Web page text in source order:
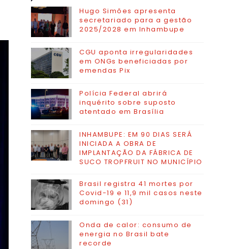
MAIS
VISITADAS
Hugo Simões apresenta
secretariado para a gestão
2025/2028 em Inhambupe
CGU aponta irregularidades
em ONGs beneficiadas por
emendas Pix
Polícia Federal abrirá
inquérito sobre suposto
atentado em Brasília
INHAMBUPE: EM 90 DIAS SERÁ
INICIADA A OBRA DE
IMPLANTAÇÃO DA FÁBRICA DE
SUCO TROPFRUIT NO MUNICÍPIO
Brasil registra 41 mortes por
Covid-19 e 11,9 mil casos neste
domingo (31)
Onda de calor: consumo de
energia no Brasil bate
recorde